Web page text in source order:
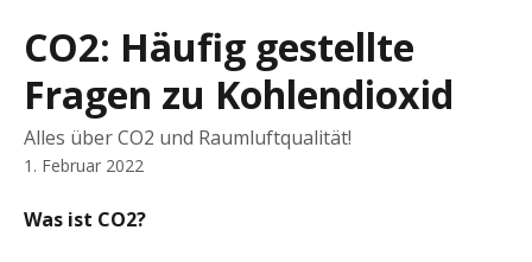
CO2: Häufig gestellte
Fragen zu Kohlendioxid
Alles über CO2 und Raumluftqualität!
1. Februar 2022
Was ist CO2?